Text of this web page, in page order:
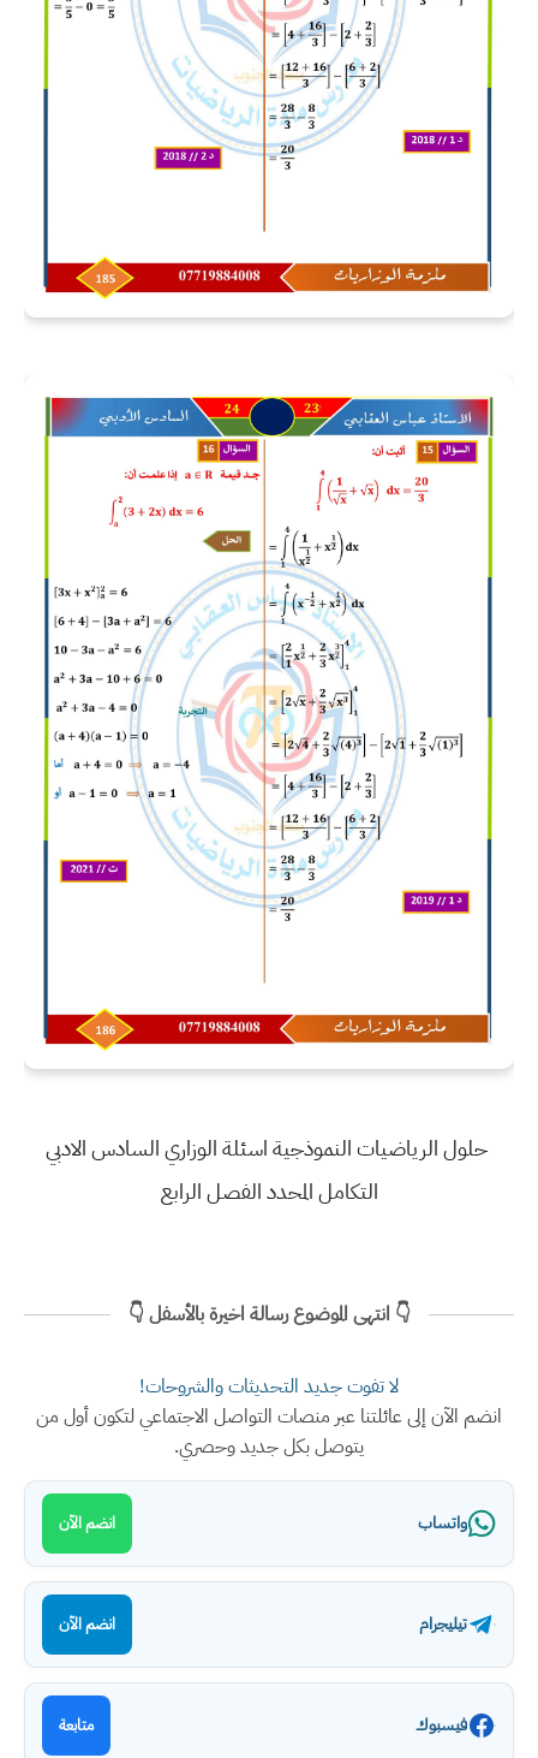
حلول الرياضيات النموذجية اسئلة الوزاري السادس الادبي
التكامل المحدد الفصل الرابع
👇 انتهى الموضوع رسالة اخيرة بالأسفل 👇
لا تفوت جديد التحديثات والشروحات!
انضم الآن إلى عائلتنا عبر منصات التواصل الاجتماعي لتكون أول من
يتوصل بكل جديد وحصري.
واتساب انضم الآن
تيليجرام انضم الآن
فيسبوك متابعة